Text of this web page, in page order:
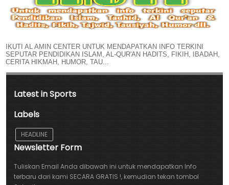
IKUTI AL AMIN CENTER UNTUK MENDAPATKAN INFO TERKINI
SEPUTAR PENDIDIKAN ISLAM, AL-QUR'AN HADITS, FIKIH, IBADAH,
CERITA HIKMAH, HUMOR, TAU...
Latest in Sports
Labels
HEADLINE
Newsletter Form
Tuliskan Email Anda dibawah ini untuk mendapatkan Info
terbaru dari kami SECARA GRATIS !, kemudian tekan tombol